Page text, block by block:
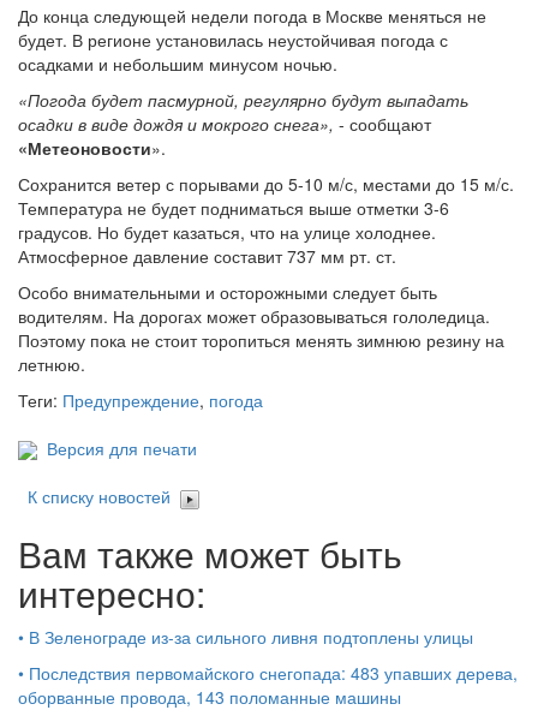
До конца следующей недели погода в Москве меняться не
будет. В регионе установилась неустойчивая погода с
осадками и небольшим минусом ночью.
«Погода будет пасмурной, регулярно будут выпадать
осадки в виде дождя и мокрого снега», - сообщают
«Метеоновости».
Сохранится ветер с порывами до 5-10 м/с, местами до 15 м/с.
Температура не будет подниматься выше отметки 3-6
градусов. Но будет казаться, что на улице холоднее.
Атмосферное давление составит 737 мм рт. ст.
Особо внимательными и осторожными следует быть
водителям. На дорогах может образовываться гололедица.
Поэтому пока не стоит торопиться менять зимнюю резину на
летнюю.
Теги: Предупреждение, погода
Версия для печати
К списку новостей
Вам также может быть
интересно:
• В Зеленограде из-за сильного ливня подтоплены улицы
• Последствия первомайского снегопада: 483 упавших дерева,
оборванные провода, 143 поломанные машины